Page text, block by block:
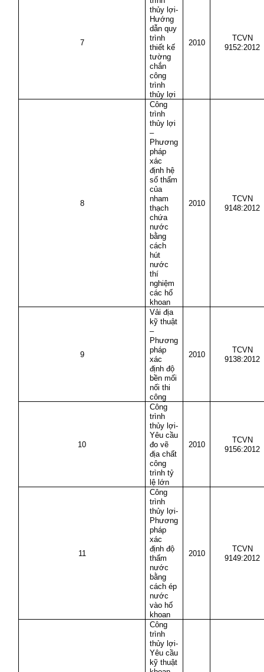
7
thủy lợi-
Hướng
dẫn quy
trình
thiết kế
tường
chắn
công
trình
thủy lợi
2010
TCVN
9152:2012
8
Công
trình
thủy lợi
–
Phương
pháp
xác
định hệ
số thấm
của
nham
thạch
chứa
nước
bằng
cách
hút
nước
thí
nghiệm
các hố
khoan
2010
TCVN
9148:2012
9
Vải địa
kỹ thuật
–
Phương
pháp
xác
định độ
bền mối
nối thi
công
2010
TCVN
9138:2012
10
Công
trình
thủy lợi-
Yêu cầu
đo vẽ
địa chất
công
trình tỷ
lệ lớn
2010
TCVN
9156:2012
11
Công
trình
thủy lợi-
Phương
pháp
xác
định độ
thấm
nước
bằng
cách ép
nước
vào hố
khoan
2010
TCVN
9149:2012
Công
trình
thủy lợi-
Yêu cầu
kỹ thuật